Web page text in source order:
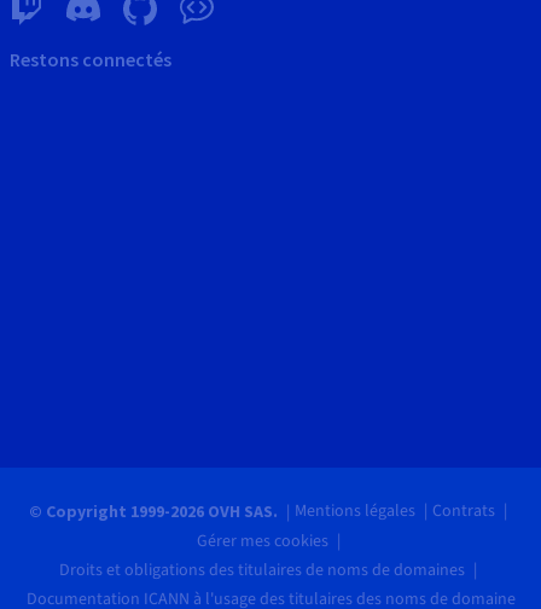
Restons connectés
© Copyright 1999-2026 OVH SAS. Mentions légales
Contrats
Gérer mes cookies
Droits et obligations des titulaires de noms de domaines
Documentation ICANN à l'usage des titulaires des noms de domaine